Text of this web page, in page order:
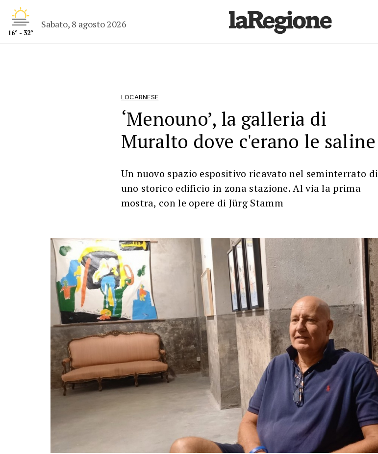
16° - 32°
Sabato, 8 agosto 2026
LOCARNESE
‘Menouno’, la galleria di
Muralto dove c'erano le saline
Un nuovo spazio espositivo ricavato nel seminterrato di
uno storico edificio in zona stazione. Al via la prima
mostra, con le opere di Jürg Stamm